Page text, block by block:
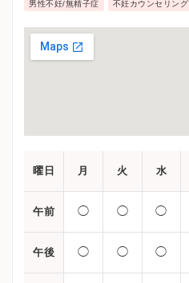
男性不妊/無精子症 不妊カウンセリング
曜日 月 火 水
午前 ◯ ◯ ◯
午後 ◯ ◯ ◯